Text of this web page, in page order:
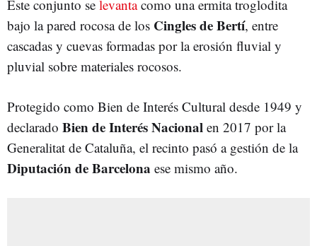
Este conjunto se levantacomo una ermita troglodita
bajo la pared rocosa de los Cingles de Bertí, entre
cascadas y cuevas formadas por la erosión fluvial y
pluvial sobre materiales rocosos.
Protegido como Bien de Interés Cultural desde 1949 y
declarado Bien de Interés Nacional en 2017 por la
Generalitat de Cataluña, el recinto pasó a gestión de la
Diputación de Barcelona ese mismo año.